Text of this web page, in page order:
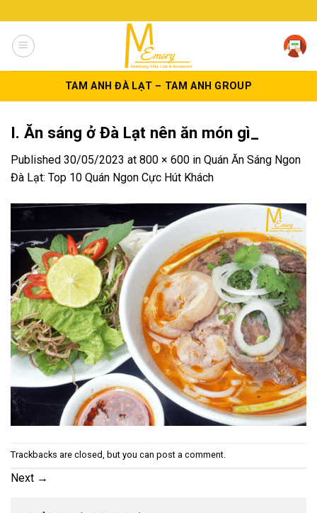
to
content
TAM ANH ĐÀ LẠT – TAM ANH GROUP
I. Ăn sáng ở Đà Lạt nên ăn món gì_
Published 30/05/2023 at 800 × 600 in Quán Ăn Sáng Ngon
Đà Lạt: Top 10 Quán Ngon Cực Hút Khách
Trackbacks are closed, but you can post a comment.
Next →